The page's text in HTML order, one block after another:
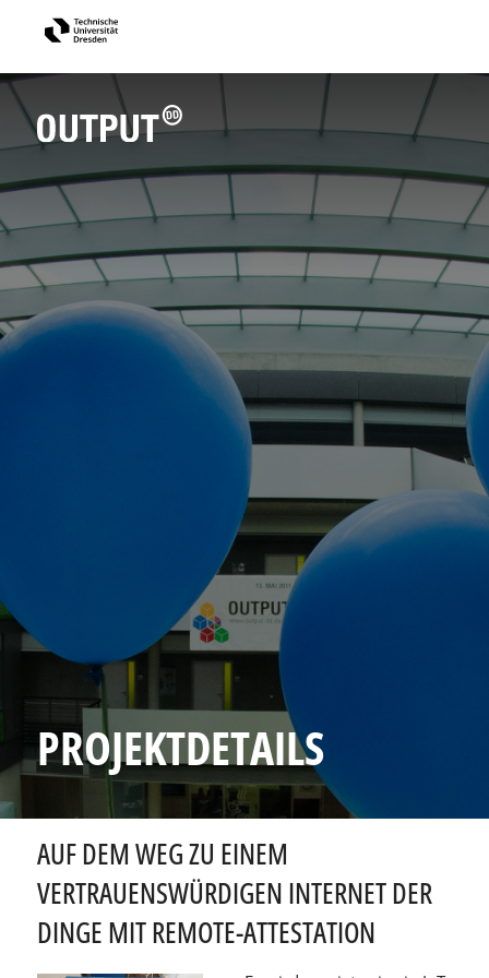
PROJEKTDETAILS
AUF DEM WEG ZU EINEM
VERTRAUENSWÜRDIGEN INTERNET DER
DINGE MIT REMOTE-ATTESTATION